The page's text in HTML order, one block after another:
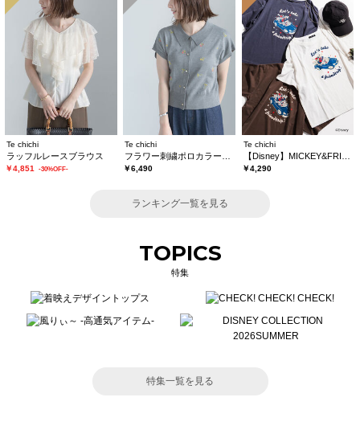
Te chichi
ラッフルレースブラウス
￥4,851 -30%OFF-
Te chichi
￥6,490
Te chichi
￥4,290
ランキング一覧を見る
TOPICS
特集
特集一覧を見る